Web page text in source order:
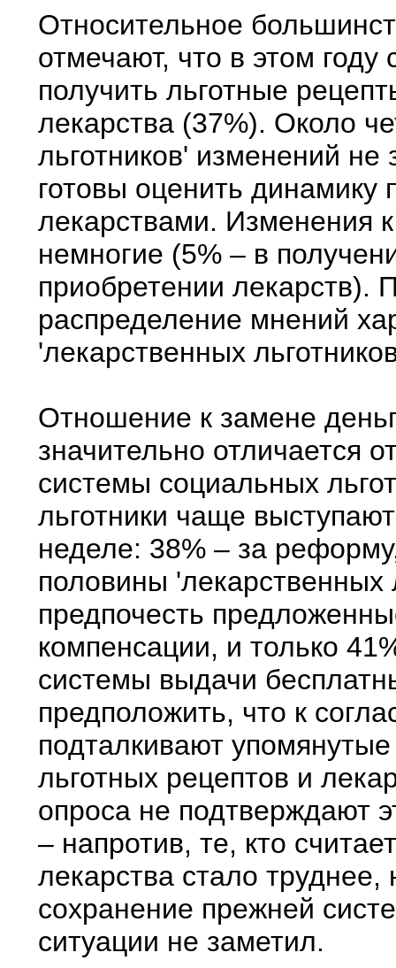
Относительное
отмечают, что в этом
получить льготные
лекарства (37%). Около
льготников' изменений
готовы оценить динамику
лекарствами. Изменения
немногие (5% – в
приобретении лекарств).
распределение мнений
'лекарственных
Отношение к замене
значительно отличается
системы социальных
льготники чаще
неделе: 38% – за
половины 'лекарственных
предпочесть
компенсации, и только
системы выдачи
предположить, что к
подталкивают
льготных рецептов и
опроса не подтверждают
– напротив, те, кто
лекарства стало
сохранение прежней
ситуации не заметил.